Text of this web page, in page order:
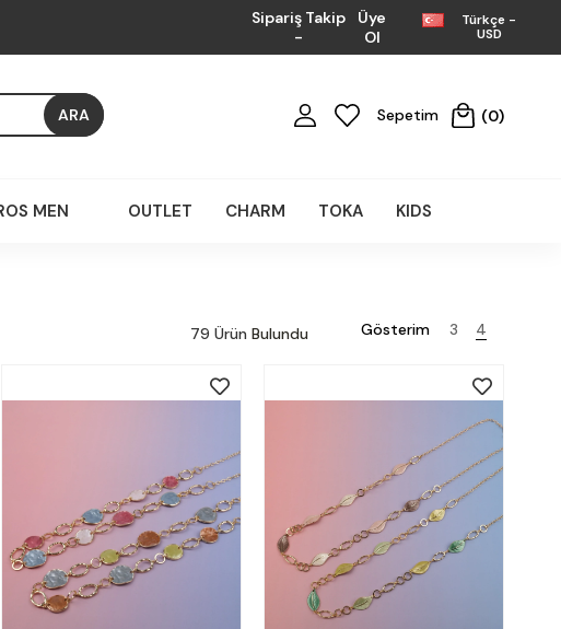
Sipariş Takip
-
Üye
Ol
Türkçe -
USD
Sepetim 0
MEN OUTLET CHARM TOKA KIDS
79 Ürün